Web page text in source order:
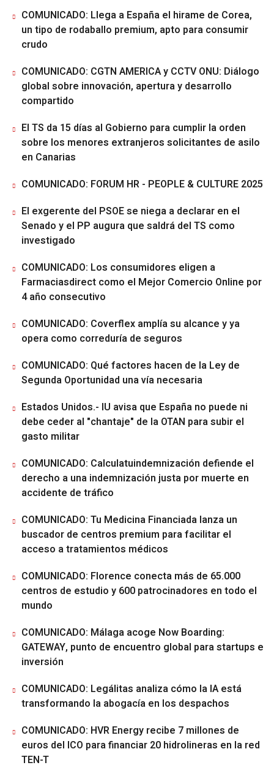
COMUNICADO: Llega a España el hirame de Corea,
un tipo de rodaballo premium, apto para consumir
crudo
COMUNICADO: CGTN AMERICA y CCTV ONU: Diálogo
global sobre innovación, apertura y desarrollo
compartido
El TS da 15 días al Gobierno para cumplir la orden
sobre los menores extranjeros solicitantes de asilo
en Canarias
COMUNICADO: FORUM HR - PEOPLE & CULTURE 2025
El exgerente del PSOE se niega a declarar en el
Senado y el PP augura que saldrá del TS como
investigado
COMUNICADO: Los consumidores eligen a
Farmaciasdirect como el Mejor Comercio Online por
4 año consecutivo
COMUNICADO: Coverflex amplía su alcance y ya
opera como correduría de seguros
COMUNICADO: Qué factores hacen de la Ley de
Segunda Oportunidad una vía necesaria
Estados Unidos.- IU avisa que España no puede ni
debe ceder al "chantaje" de la OTAN para subir el
gasto militar
COMUNICADO: Calculatuindemnización defiende el
derecho a una indemnización justa por muerte en
accidente de tráfico
COMUNICADO: Tu Medicina Financiada lanza un
buscador de centros premium para facilitar el
acceso a tratamientos médicos
COMUNICADO: Florence conecta más de 65.000
centros de estudio y 600 patrocinadores en todo el
mundo
COMUNICADO: Málaga acoge Now Boarding:
GATEWAY, punto de encuentro global para startups e
inversión
COMUNICADO: Legálitas analiza cómo la IA está
transformando la abogacía en los despachos
COMUNICADO: HVR Energy recibe 7 millones de
euros del ICO para financiar 20 hidrolineras en la red
TEN-T